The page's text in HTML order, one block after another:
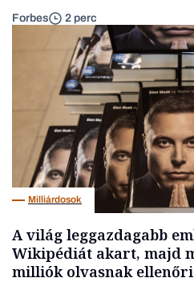
Forbes 2 perc
Milliárdosok
A világ leggazdagabb
Wikipédiát akart, majd
milliók olvasnak